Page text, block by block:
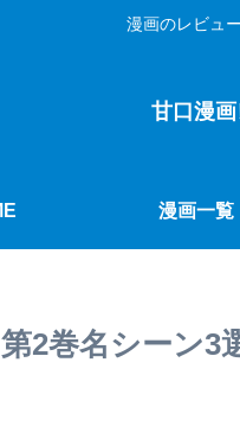
漫画のレビュ
甘口漫
漫画一覧
2巻名シーン